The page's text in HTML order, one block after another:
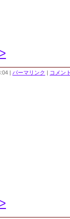
| パーマリンク | コメン